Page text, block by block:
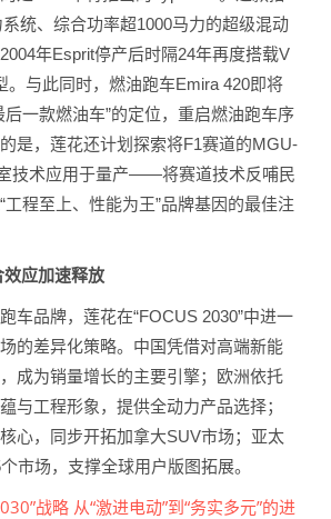
统、综合功率超1000马力的超级混动
年Esprit停产后时隔24年再度搭载V
。与此同时，燃油跑车Emira 420即将
后一款燃油车”的定位，重启燃油跑车序
是，莲花还计划探索将F1赛道的MGU-
技术应用于量产——将赛道技术反哺民
工程至上、性能为王”品牌基因的最佳注
应加速释放
车品牌，莲花在“FOCUS 2030”中进一
的差异化策略。中国凭借对高端新能
成为销量增长的主要引擎；欧洲依托
与工程形象，提供全动力产品选择；
心，同步开拓加拿大SUV市场；亚太
市场，支撑全球用户版图拓展。